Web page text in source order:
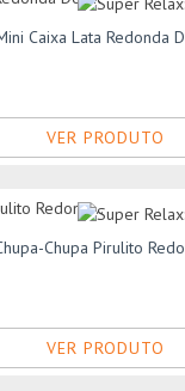
Caixa Lata Redonda
VER PRODUTO
Chupa Pirulito
VER PRODUTO